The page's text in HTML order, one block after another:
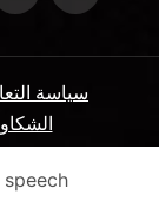
سياسة
ميثاق